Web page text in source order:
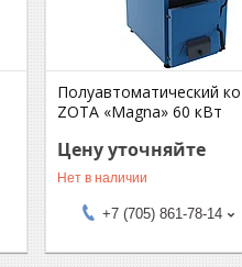
Полуавтоматический
ZOTA «Magna» 60 кВт
Цену уточняйте
Нет в наличии
+7 (705) 861-78-14